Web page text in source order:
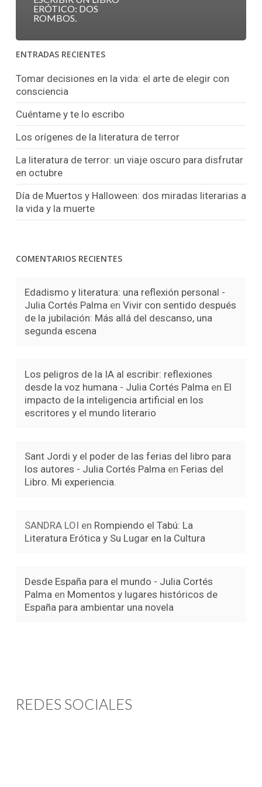
ERÓTICO: DOS
ROMBOS.
ENTRADAS RECIENTES
Tomar decisiones en la vida: el arte de elegir con
consciencia
Cuéntame y te lo escribo
Los orígenes de la literatura de terror
La literatura de terror: un viaje oscuro para disfrutar
en octubre
Día de Muertos y Halloween: dos miradas literarias a
la vida y la muerte
COMENTARIOS RECIENTES
Edadismo y literatura: una reflexión personal -
Julia Cortés Palma en Vivir con sentido después
de la jubilación: Más allá del descanso, una
segunda escena
Los peligros de la IA al escribir: reflexiones
desde la voz humana - Julia Cortés Palma en El
impacto de la inteligencia artificial en los
escritores y el mundo literario
Sant Jordi y el poder de las ferias del libro para
los autores - Julia Cortés Palma en Ferias del
Libro. Mi experiencia.
SANDRA LOI en Rompiendo el Tabú: La
Literatura Erótica y Su Lugar en la Cultura
Desde España para el mundo - Julia Cortés
Palma en Momentos y lugares históricos de
España para ambientar una novela
REDES SOCIALES